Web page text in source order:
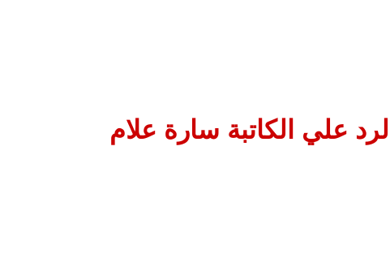
الرد علي الكاتبة سارة علام